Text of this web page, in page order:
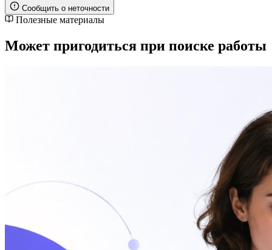
Сообщить о неточности
Полезные материалы
Может пригодиться при поиске работы